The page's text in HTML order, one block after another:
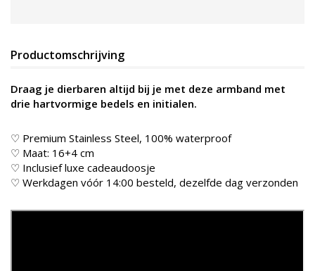
Productomschrijving
Draag je dierbaren altijd bij je met deze armband met
drie hartvormige bedels en initialen.
♡ Premium Stainless Steel, 100% waterproof
♡ Maat: 16+4 cm
♡ Inclusief luxe cadeaudoosje
♡ Werkdagen vóór 14:00 besteld, dezelfde dag verzonden